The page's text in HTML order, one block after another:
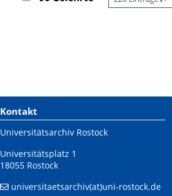
Kontakt
Universitätsarchiv Rostock
Universitätsplatz 1
18055 Rostock
universitaetsarchiv(at)uni-rostock.de